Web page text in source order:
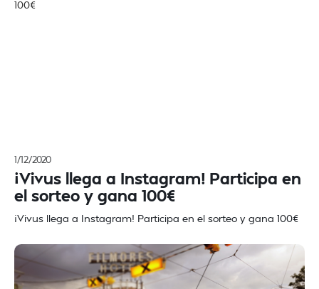
1/12/2020
¡Vivus llega a Instagram! Participa en
el sorteo y gana 100€
¡Vivus llega a Instagram! Participa en el sorteo y gana 100€